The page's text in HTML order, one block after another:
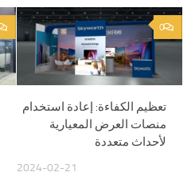
0
تعظيم الكفاءة: إعادة استخدام
منصات العرض المعيارية
لأحداث متعددة
2024-02-21